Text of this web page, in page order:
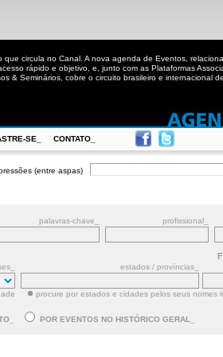
que circula no Canal. A nova agenda de Eventos,
rápido e objetivo, e, junto com as Plataformas
& Seminários, cobre o circuito brasileiro e internacional
SE_ CONTATO_
(entre aspas)
palavras-chave_ profissional_
estados / províncias_
procure por estados e cidades pelos seus nomes
POR EVENTOS NO HISTÓRICO GERAL_